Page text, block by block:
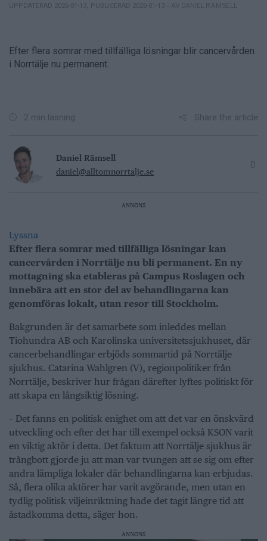
UPPDATERAD 2026-01-13 PUBLICERAD 2026-01-13 – AV DANIEL RÄMSELL
Efter flera somrar med tillfälliga lösningar blir cancervården
i Norrtälje nu permanent.
2 min läsning Share the article
Daniel Rämsell
daniel@alltomnorrtalje.se
ANNONS
Lyssna
Efter flera somrar med tillfälliga lösningar kan
cancervården i Norrtälje nu bli permanent. En ny
mottagning ska etableras på Campus Roslagen och
innebära att en stor del av behandlingarna kan
genomföras lokalt, utan resor till Stockholm.
Bakgrunden är det samarbete som inleddes mellan
Tiohundra AB och Karolinska universitetssjukhuset, där
cancerbehandlingar erbjöds sommartid på Norrtälje
sjukhus. Catarina Wahlgren (V), regionpolitiker från
Norrtälje, beskriver hur frågan därefter lyftes politiskt för
att skapa en långsiktig lösning.
– Det fanns en politisk enighet om att det var en önskvärd
utveckling och efter det har till exempel också KSON varit
en viktig aktör i detta. Det faktum att Norrtälje sjukhus är
trångbott gjorde ju att man var tvungen att se sig om efter
andra lämpliga lokaler där behandlingarna kan erbjudas.
Så, flera olika aktörer har varit avgörande, men utan en
tydlig politisk viljeinriktning hade det tagit längre tid att
åstadkomma detta, säger hon.
ANNONS